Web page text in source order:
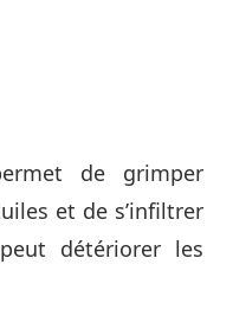
de grimper
et de s’infiltrer
détériorer les